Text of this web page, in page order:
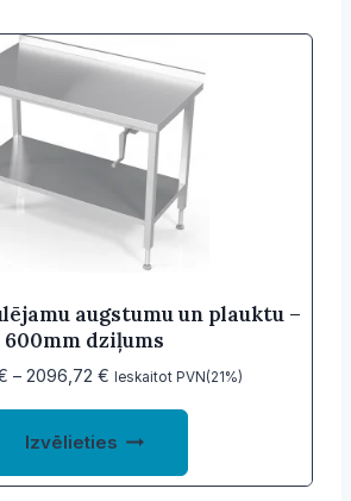
The
options
may
be
product
augstumu un plauktu –
600mm dziļums
– 2096,72 €Price
2096,72 €
Ieskaitot PVN(21%)
Izvēlieties
has